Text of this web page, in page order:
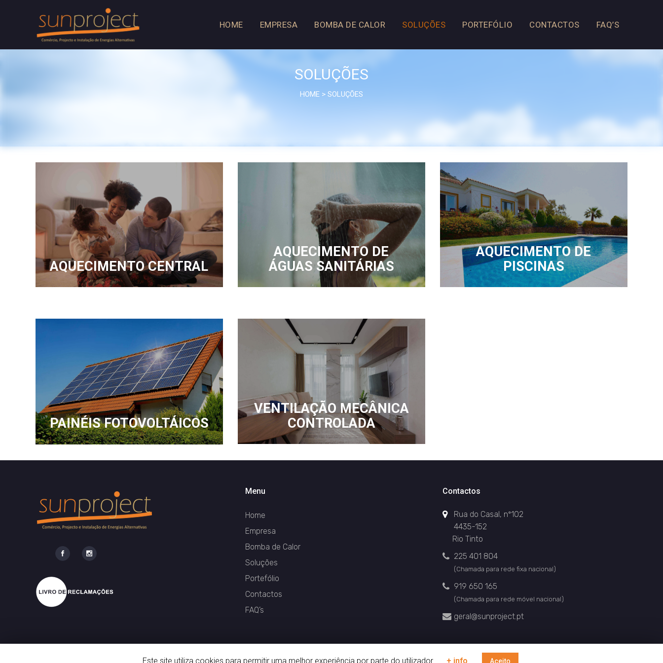
HOME EMPRESA BOMBA DE CALOR SOLUÇÕES PORTEFÓLIO CONTACTOS FAQ’S
SOLUÇÕES
HOME > SOLUÇÕES
AQUECIMENTO CENTRAL
AQUECIMENTO DE
ÁGUAS SANITÁRIAS
AQUECIMENTO DE
PISCINAS
PAINÉIS FOTOVOLTÁICOS
VENTILAÇÃO MECÂNICA
CONTROLADA
Menu
Home
Empresa
Bomba de Calor
Soluções
Portefólio
Contactos
FAQ’s
Contactos
Rua do Casal, nº102
4435-152
Rio Tinto
225 401 804
(Chamada para rede fixa nacional)
919 650 165
(Chamada para rede móvel nacional)
geral@sunproject.pt
Este site utiliza cookies para permitir uma melhor experiência por parte do utilizador. + info Aceito